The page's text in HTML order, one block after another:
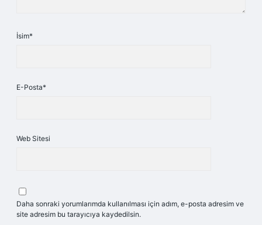
İsim*
E-Posta*
Web Sitesi
Daha sonraki yorumlarımda kullanılması için adım, e-posta adresim ve
site adresim bu tarayıcıya kaydedilsin.